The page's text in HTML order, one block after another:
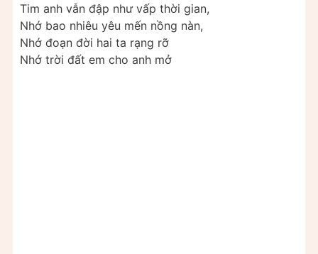
Tim anh vẫn đập như vấp thời gian,
Nhớ bao nhiêu yêu mến nồng nàn,
Nhớ đoạn đời hai ta rạng rỡ
Nhớ trời đất em cho anh mở